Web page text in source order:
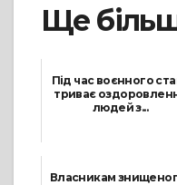
Ще
Під час воєнного
триває
людей з...
Власникам